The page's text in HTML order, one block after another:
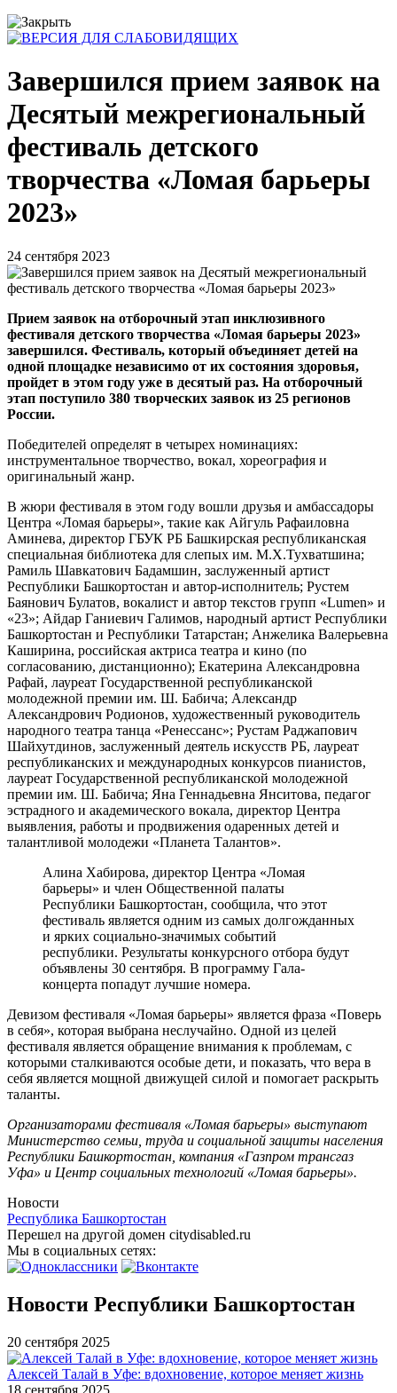
Завершился прием заявок на
Десятый межрегиональный
фестиваль детского
творчества «Ломая барьеры
2023»
24 сентября 2023
Прием заявок на отборочный этап инклюзивного
фестиваля детского творчества «Ломая барьеры 2023»
завершился. Фестиваль, который объединяет детей на
одной площадке независимо от их состояния здоровья,
пройдет в этом году уже в десятый раз. На отборочный
этап поступило 380 творческих заявок из 25 регионов
России.
Победителей определят в четырех номинациях:
инструментальное творчество, вокал, хореография и
оригинальный жанр.
В жюри фестиваля в этом году вошли друзья и амбассадоры
Центра «Ломая барьеры», такие как Айгуль Рафаиловна
Аминева, директор ГБУК РБ Башкирская республиканская
специальная библиотека для слепых им. М.Х.Тухватшина;
Рамиль Шавкатович Бадамшин, заслуженный артист
Республики Башкортостан и автор-исполнитель; Рустем
Баянович Булатов, вокалист и автор текстов групп «Lumen» и
«23»; Айдар Ганиевич Галимов, народный артист Республики
Башкортостан и Республики Татарстан; Анжелика Валерьевна
Каширина, российская актриса театра и кино (по
согласованию, дистанционно); Екатерина Александровна
Рафай, лауреат Государственной республиканской
молодежной премии им. Ш. Бабича; Александр
Александрович Родионов, художественный руководитель
народного театра танца «Ренессанс»; Рустам Раджапович
Шайхутдинов, заслуженный деятель искусств РБ, лауреат
республиканских и международных конкурсов пианистов,
лауреат Государственной республиканской молодежной
премии им. Ш. Бабича; Яна Геннадьевна Янситова, педагог
эстрадного и академического вокала, директор Центра
выявления, работы и продвижения одаренных детей и
талантливой молодежи «Планета Талантов».
Алина Хабирова, директор Центра «Ломая
барьеры» и член Общественной палаты
Республики Башкортостан, сообщила, что этот
фестиваль является одним из самых долгожданных
и ярких социально-значимых событий
республики. Результаты конкурсного отбора будут
объявлены 30 сентября. В программу Гала-
концерта попадут лучшие номера.
Девизом фестиваля «Ломая барьеры» является фраза «Поверь
в себя», которая выбрана неслучайно. Одной из целей
фестиваля является обращение внимания к проблемам, с
которыми сталкиваются особые дети, и показать, что вера в
себя является мощной движущей силой и помогает раскрыть
таланты.
Организаторами фестиваля «Ломая барьеры» выступают
Министерство семьи, труда и социальной защиты населения
Республики Башкортостан, компания «Газпром трансгаз
Уфа» и Центр социальных технологий «Ломая барьеры».
Новости
Республика Башкортостан
Перешел на другой домен citydisabled.ru
Мы в социальных сетях:
Новости Республики Башкортостан
20 сентября 2025
Алексей Талай в Уфе: вдохновение, которое меняет жизнь
18 сентября 2025